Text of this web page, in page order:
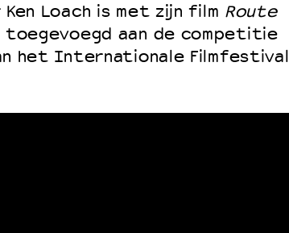
Loach is met zijn film Route
aan de competitie
het Internationale Filmfestival